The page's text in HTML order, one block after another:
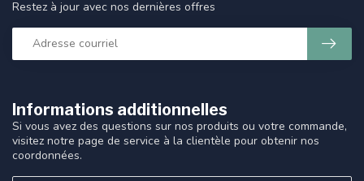
Informations additionnelles
Si vous avez des questions sur nos produits ou votre commande,
visitez notre page de service à la clientèle pour obtenir nos
coordonnées.
Restez à jour avec nos dernières offres